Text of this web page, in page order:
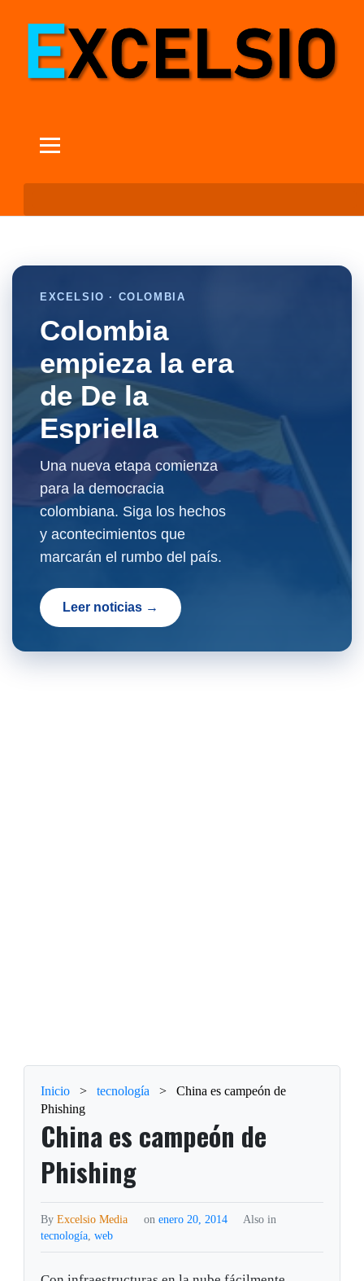
EXCELSIO · COLOMBIA
Colombia
empieza la era
de De la
Espriella
Una nueva etapa comienza
para la democracia
colombiana. Siga los hechos
y acontecimientos que
marcarán el rumbo del país.
Leer noticias →
Inicio > tecnología >
China es campeón de
Phishing
China es campeón de
Phishing
ByExcelsio Media on enero 20, 2014
Also in
tecnología,web